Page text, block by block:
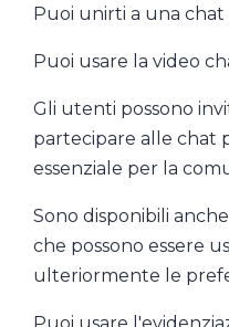
Puoi unirti a una
Puoi usare la video
Gli utenti possono
partecipare alle chat
essenziale per la
Sono disponibili
che possono essere
ulteriormente le